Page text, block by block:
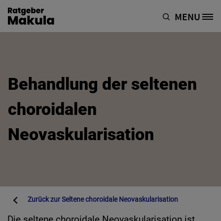
Site Logo
MENU
Behandlung der seltenen
choroidalen
Neovaskularisation
Zurück zurSeltene choroidale Neovaskularisation